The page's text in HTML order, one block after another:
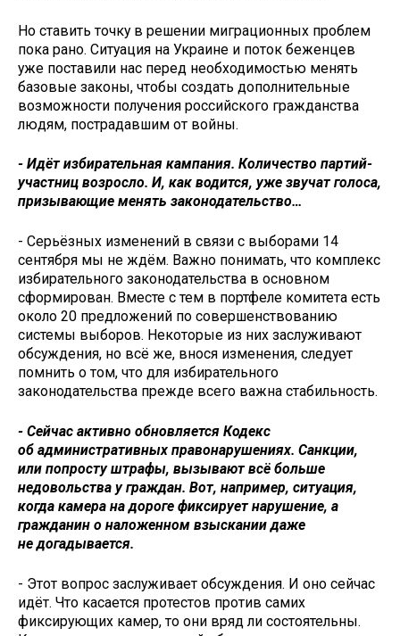
Но ставить точку в решении миграционных проблем
пока рано. Ситуация на Украине и поток беженцев
уже поставили нас перед необходимостью менять
базовые законы, чтобы создать дополнительные
возможности получения российского гражданства
людям, пострадавшим от войны.
- Идёт избирательная кампания. Количество партий-
участниц возросло. И, как водится, уже звучат голоса,
призывающие менять законодательство…
- Серьёзных изменений в связи с выборами 14
сентября мы не ждём. Важно понимать, что комплекс
избирательного законодательства в основном
сформирован. Вместе с тем в портфеле комитета есть
около 20 предложений по совершенствованию
системы выборов. Некоторые из них заслуживают
обсуждения, но всё же, внося изменения, следует
помнить о том, что для избирательного
законодательства прежде всего важна стабильность.
- Сейчас активно обновляется Кодекс
об административных правонарушениях. Санкции,
или попросту штрафы, вызывают всё больше
недовольства у граждан. Вот, например, ситуация,
когда камера на дороге фиксирует нарушение, а
гражданин о наложенном взыскании даже
не догадывается.
- Этот вопрос заслуживает обсуждения. И оно сейчас
идёт. Что касается протестов против самих
фиксирующих камер, то они вряд ли состоятельны.